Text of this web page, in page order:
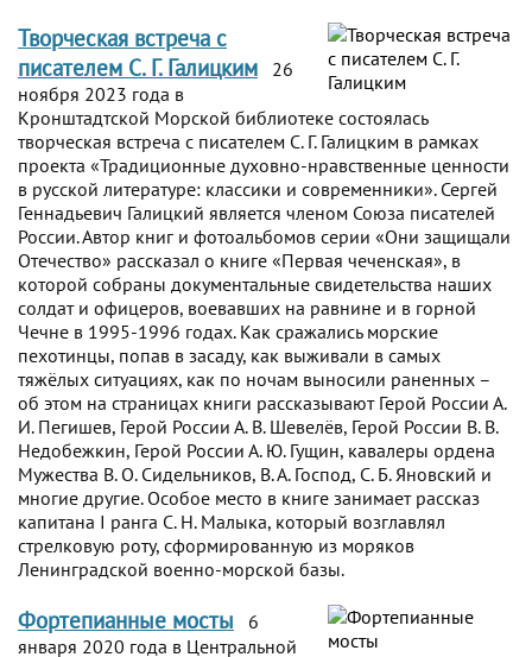
Творческая встреча с
писателем С. Г. Галицким
26
ноября 2023 года в
Кронштадтской Морской библиотеке состоялась
творческая встреча с писателем С. Г. Галицким в рамках
проекта «Традиционные духовно-нравственные ценности
в русской литературе: классики и современники». Сергей
Геннадьевич Галицкий является членом Союза писателей
России. Автор книг и фотоальбомов серии «Они защищали
Отечество» рассказал о книге «Первая чеченская», в
которой собраны документальные свидетельства наших
солдат и офицеров, воевавших на равнине и в горной
Чечне в 1995-1996 годах. Как сражались морские
пехотинцы, попав в засаду, как выживали в самых
тяжёлых ситуациях, как по ночам выносили раненных –
об этом на страницах книги рассказывают Герой России А.
И. Пегишев, Герой России А. В. Шевелёв, Герой России В. В.
Недобежкин, Герой России А. Ю. Гущин, кавалеры ордена
Мужества В. О. Сидельников, В. А. Господ, С. Б. Яновский и
многие другие. Особое место в книге занимает рассказ
капитана I ранга С. Н. Малыка, который возглавлял
стрелковую роту, сформированную из моряков
Ленинградской военно-морской базы.
Фортепианные мосты
6
января 2020 года в Центральной